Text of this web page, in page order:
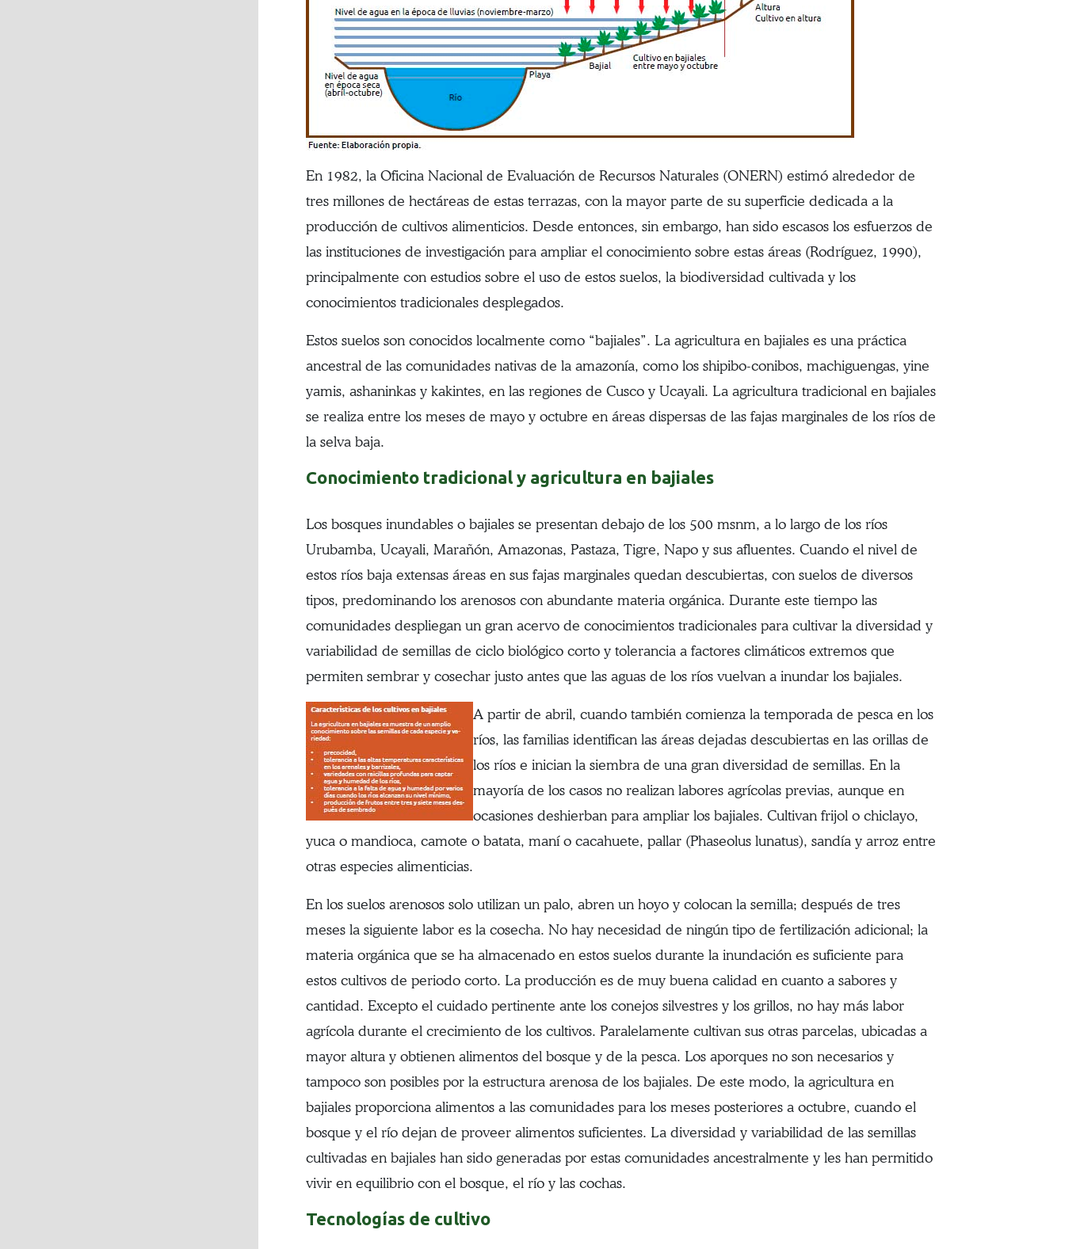
En 1982, la Oficina Nacional de Evaluación de Recursos Naturales (ONERN) estimó alrededor de
tres millones de hectáreas de estas terrazas, con la mayor parte de su superficie dedicada a la
producción de cultivos alimenticios. Desde entonces, sin embargo, han sido escasos los esfuerzos de
las instituciones de investigación para ampliar el conocimiento sobre estas áreas (Rodríguez, 1990),
principalmente con estudios sobre el uso de estos suelos, la biodiversidad cultivada y los
conocimientos tradicionales desplegados.
Estos suelos son conocidos localmente como “bajiales”. La agricultura en bajiales es una práctica
ancestral de las comunidades nativas de la amazonía, como los shipibo-conibos, machiguengas, yine
yamis, ashaninkas y kakintes, en las regiones de Cusco y Ucayali. La agricultura tradicional en bajiales
se realiza entre los meses de mayo y octubre en áreas dispersas de las fajas marginales de los ríos de
la selva baja.
Conocimiento tradicional y agricultura en bajiales
Los bosques inundables o bajiales se presentan debajo de los 500 msnm, a lo largo de los ríos
Urubamba, Ucayali, Marañón, Amazonas, Pastaza, Tigre, Napo y sus afluentes. Cuando el nivel de
estos ríos baja extensas áreas en sus fajas marginales quedan descubiertas, con suelos de diversos
tipos, predominando los arenosos con abundante materia orgánica. Durante este tiempo las
comunidades despliegan un gran acervo de conocimientos tradicionales para cultivar la diversidad y
variabilidad de semillas de ciclo biológico corto y tolerancia a factores climáticos extremos que
permiten sembrar y cosechar justo antes que las aguas de los ríos vuelvan a inundar los bajiales.
A partir de abril, cuando también comienza la temporada de pesca en los
ríos, las familias identifican las áreas dejadas descubiertas en las orillas de
los ríos e inician la siembra de una gran diversidad de semillas. En la
mayoría de los casos no realizan labores agrícolas previas, aunque en
ocasiones deshierban para ampliar los bajiales. Cultivan frijol o chiclayo,
yuca o mandioca, camote o batata, maní o cacahuete, pallar (Phaseolus lunatus), sandía y arroz entre
otras especies alimenticias.
En los suelos arenosos solo utilizan un palo, abren un hoyo y colocan la semilla; después de tres
meses la siguiente labor es la cosecha. No hay necesidad de ningún tipo de fertilización adicional; la
materia orgánica que se ha almacenado en estos suelos durante la inundación es suficiente para
estos cultivos de periodo corto. La producción es de muy buena calidad en cuanto a sabores y
cantidad. Excepto el cuidado pertinente ante los conejos silvestres y los grillos, no hay más labor
agrícola durante el crecimiento de los cultivos. Paralelamente cultivan sus otras parcelas, ubicadas a
mayor altura y obtienen alimentos del bosque y de la pesca. Los aporques no son necesarios y
tampoco son posibles por la estructura arenosa de los bajiales. De este modo, la agricultura en
bajiales proporciona alimentos a las comunidades para los meses posteriores a octubre, cuando el
bosque y el río dejan de proveer alimentos suficientes. La diversidad y variabilidad de las semillas
cultivadas en bajiales han sido generadas por estas comunidades ancestralmente y les han permitido
vivir en equilibrio con el bosque, el río y las cochas.
Tecnologías de cultivo